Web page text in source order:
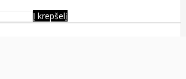
Į krepšelį